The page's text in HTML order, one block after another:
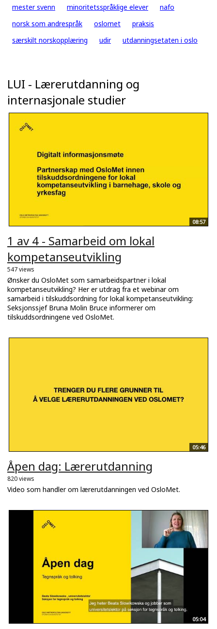
mester svenn
minoritetsspråklige elever
nafo
norsk som andrespråk
oslomet
praksis
særskilt norskopplæring
udir utdanningsetaten i oslo
LUI - Lærerutdanning og
internasjonale studier
08:57
1 av 4 - Samarbeid om lokal
kompetanseutvikling
547 views
Ønsker du OsloMet som samarbeidspartner i lokal
kompetanseutvikling? Her er utdrag fra et webinar om
samarbeid i tilskuddsordning for lokal kompetanseutvikling:
Seksjonssjef Bruna Molin Bruce informerer om
tilskuddsordningene ved OsloMet.
05:46
Åpen dag: Lærerutdanning
820 views
Video som handler om lærerutdanningen ved OsloMet.
05:04